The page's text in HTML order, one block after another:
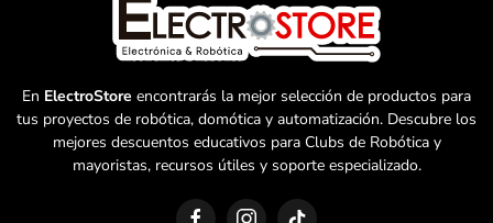
En ElectroStore encontrarás la mejor selección de productos para
tus proyectos de robótica, domótica y automatización. Descubre los
mejores descuentos educativos para Clubs de Robótica y
mayoristas, recursos útiles y soporte especializado.